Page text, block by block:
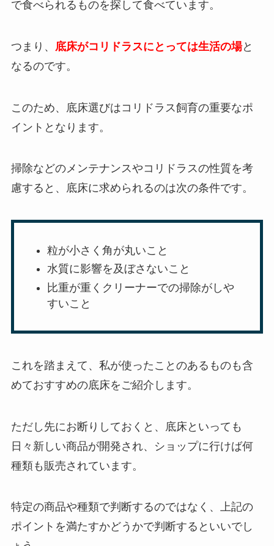
で食べられるものを探して食べています。
つまり、 底床がコリドラスにとっては生活の場と
なるのです。
このため、底床選びはコリドラス飼育の重要なポ
イントとなります。
掃除などのメンテナンスやコリドラスの性質を考
慮すると、底床に求められるのは次の条件です。
粒が小さく角が丸いこと
水質に影響を及ぼさないこと
比重が重くクリーナーでの掃除がしや
すいこと
これを踏まえて、私が使ったことのあるものも含
めておすすめの底床をご紹介します。
ただし先にお断りしておくと、底床といっても
日々新しい商品が開発され、ショップに行けば何
種類も販売されています。
特定の商品や種類で判断するのではなく、上記の
ポイントを満たすかどうかで判断するといいでし